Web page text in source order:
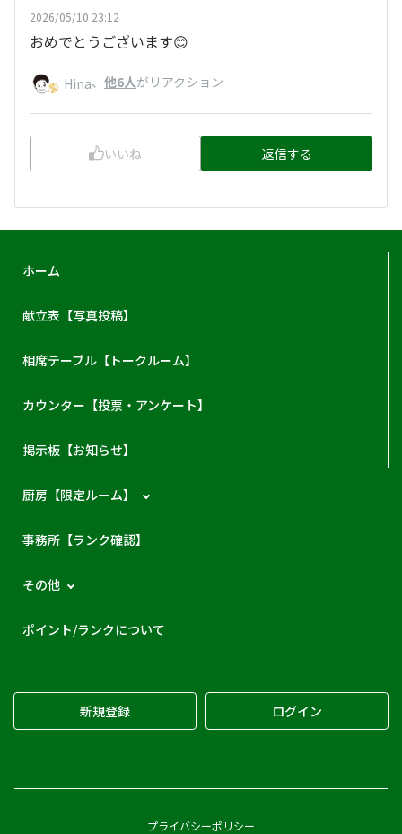
2026/05/10 23:12
おめでとうございます😊
Hina、 他6人がリアクション
いいね 返信する
ホーム
献立表【写真投稿】
相席テーブル【トークルーム】
カウンター【投票・アンケート】
掲示板【お知らせ】
厨房【限定ルーム】
事務所【ランク確認】
その他
ポイント/ランクについて
新規登録 ログイン
プライバシーポリシー